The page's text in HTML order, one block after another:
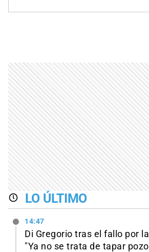
LO ÚLTIMO
14:47
Di Gregorio tras el fallo por
"Ya no se trata de tapar